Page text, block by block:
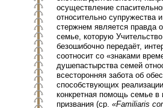
осуществление
относительно супружества
стержнем является правда
семье, которую
безошибочно передаёт,
соотносит со «знаками
душепастырства семей
всесторонняя забота об
способствующих
конкретная помощь семье в
призвания (ср. «Familiaris